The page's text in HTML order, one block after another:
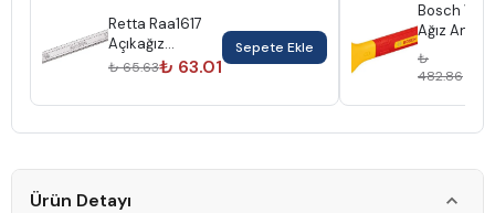
Retta Raa1617
Açıkağız
Anahtar 16X17
₺ 65.63₺ 63.01
Sepete Ekle
Bosch Vde
Ağız
8Mm
₺
482.86
Ürün Detayı